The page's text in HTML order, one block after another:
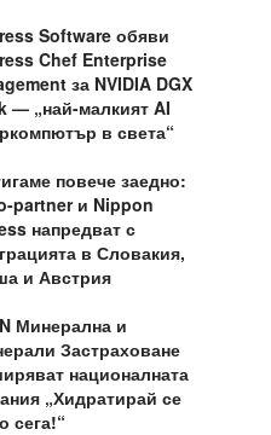
Software обяви
Chef Enterprise
за NVIDIA DGX
— „най-малкият AI
в света“
повече заедно:
partner и Nippon
напредват с
в Словакия,
и Австрия
Минерална и
Застраховане
националната
„Хидратирай се
сега!“